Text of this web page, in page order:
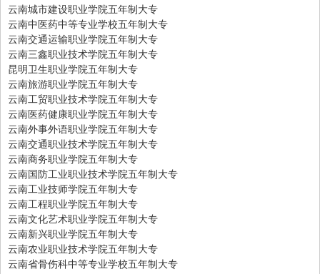
云南城市建设职业学院五年制大专
云南中医药中等专业学校五年制大专
云南交通运输职业学院五年制大专
云南三鑫职业技术学院五年制大专
昆明卫生职业学院五年制大专
云南旅游职业学院五年制大专
云南工贸职业技术学院五年制大专
云南医药健康职业学院五年制大专
云南外事外语职业学院五年制大专
云南交通职业技术学院五年制大专
云南商务职业学院五年制大专
云南国防工业职业技术学院五年制大专
云南工业技师学院五年制大专
云南工程职业学院五年制大专
云南文化艺术职业学院五年制大专
云南新兴职业学院五年制大专
云南农业职业技术学院五年制大专
云南省骨伤科中等专业学校五年制大专